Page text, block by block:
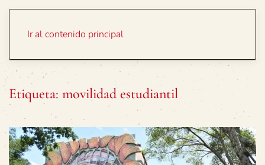
Ir al contenido principal
Etiqueta: movilidad estudiantil